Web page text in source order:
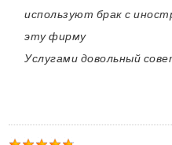
используют брак с
эту фирму
Услугами довольный